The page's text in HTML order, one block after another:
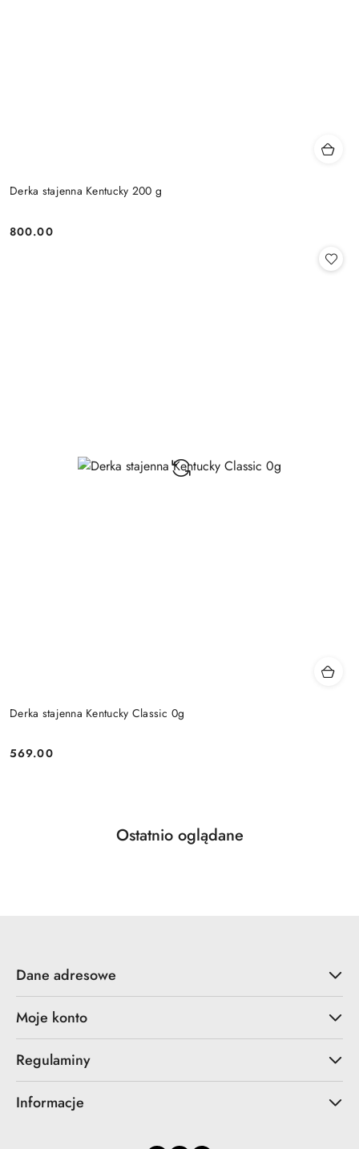
Derka stajenna Kentucky 200 g
Cena:
800.00
Derka stajenna Kentucky Classic 0g
Cena:
569.00
Pomiń karuzelę produktów
Produkty
Ostatnio oglądane
Dane adresowe
Moje konto
Regulaminy
Informacje